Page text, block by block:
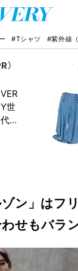
#Tシャツ #紫外線
〉
VER
Y世
代が
んと
考え
る
ぜ
今、
ン」はフ
わせもバラ